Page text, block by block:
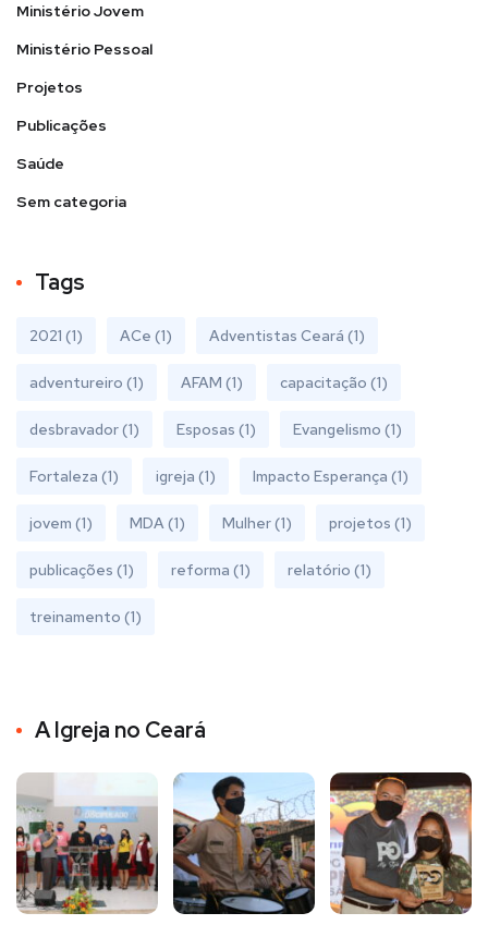
Ministério Jovem
Ministério Pessoal
Projetos
Publicações
Saúde
Sem categoria
Tags
2021 (1) ACe (1) Adventistas Ceará (1)
adventureiro (1) AFAM (1) capacitação (1)
desbravador(1) Esposas (1) Evangelismo (1)
Fortaleza (1) igreja (1) Impacto Esperança (1)
jovem (1) MDA(1) Mulher(1) projetos (1)
publicações (1) reforma (1) relatório (1)
treinamento (1)
A Igreja no Ceará